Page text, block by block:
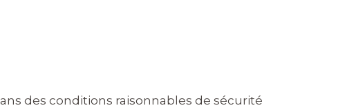
des conditions raisonnables de sécurité